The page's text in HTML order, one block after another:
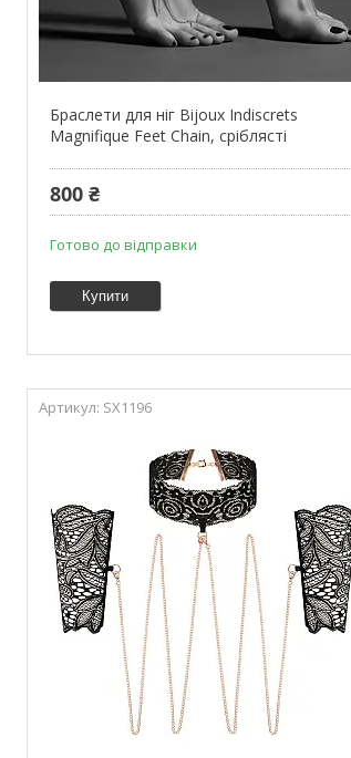
Браслети для ніг Bijoux Indiscrets
Magnifique Feet Chain, сріблясті
800 ₴
Готово до відправки
Купити
SX1196